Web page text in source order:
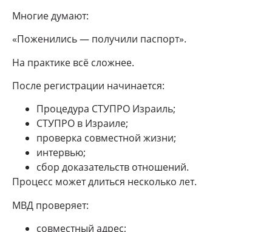
Многие думают:
«Поженились — получили паспорт».
На практике всё сложнее.
После регистрации начинается:
Процедура СТУПРО Израиль;
СТУПРО в Израиле;
проверка совместной жизни;
интервью;
сбор доказательств отношений.
Процесс может длиться несколько лет.
МВД проверяет:
совместный адрес;